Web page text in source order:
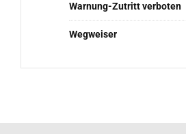
Warnung-Zutritt verboten
Wegweiser